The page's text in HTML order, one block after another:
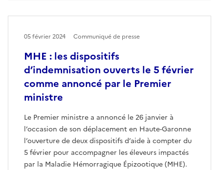
MHE : les dispositifs
d’indemnisation ouverts le 5 février
comme annoncé par le Premier
ministre
Le Premier ministre a annoncé le 26 janvier à
l’occasion de son déplacement en Haute-Garonne
l’ouverture de deux dispositifs d’aide à compter du
5 février pour accompagner les éleveurs impactés
par la Maladie Hémorragique Épizootique (MHE).
05 février 2024 Communiqué de presse